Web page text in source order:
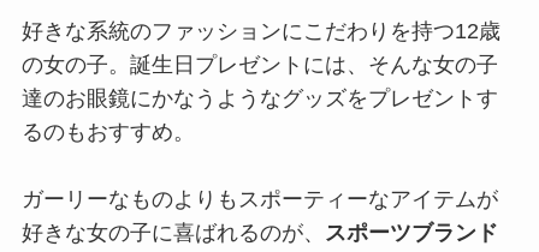
好きな系統のファッションにこだわりを持つ12歳
の女の子。誕生日プレゼントには、そんな女の子
達のお眼鏡にかなうようなグッズをプレゼントす
るのもおすすめ。
ガーリーなものよりもスポーティーなアイテムが
好きな女の子に喜ばれるのが、
スポーツブランド